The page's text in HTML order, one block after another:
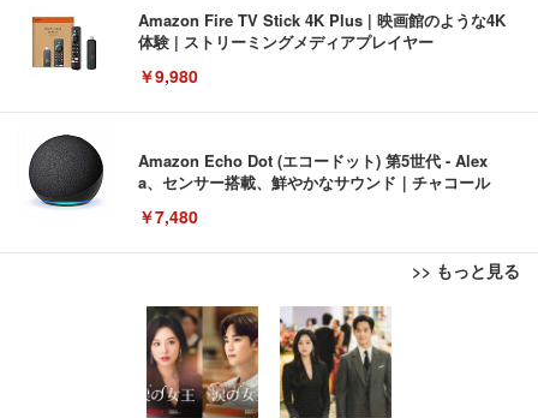
Amazon Fire TV Stick 4K Plus | 映画館のような4K
体験 | ストリーミングメディアプレイヤー
￥9,980
Amazon Echo Dot (エコードット) 第5世代 - Alex
a、センサー搭載、鮮やかなサウンド｜チャコール
￥7,480
>> もっと見る
[EdoErgo] オフィスチェア 椅子 テレワーク 疲れな
い 跳ね上げ式アームレスト コンパクト 約105度ロッ
キング pc 事務椅子 360度回転 座面昇降 強化ナイロ
ン樹脂ベース 通気性メッシュ 在宅ワーク H-WY01
(黒網+黒枠+黒足)
￥5,699
EIZO ビジネス向けプレミアムモニター | FlexScan
EV3240X-WT | 31.5型4K UHD・USB Type-C・ホワ
イト
￥105,595
Amazonベーシック ペットシーツ 薄型 レギュラー 1
回使い捨て 無香料 ホワイト 300枚
￥3,373